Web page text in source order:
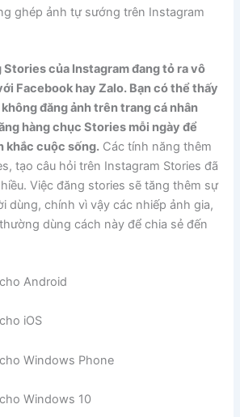
ghép ảnh tự sướng trên Instagram
Stories của Instagram đang tỏ ra vô
Facebook hay Zalo. Bạn có thể thấy
đăng ảnh trên trang cá nhân
hàng chục Stories mỗi ngày để
khắc cuộc sống. Các tính năng thêm
tạo câu hỏi trên Instagram Stories đã
Việc đăng stories sẽ tăng thêm sự
dùng, chính vì vậy các nhiếp ảnh gia,
dùng cách này để chia sẻ đến
Android
iOS
Windows Phone
Windows 10